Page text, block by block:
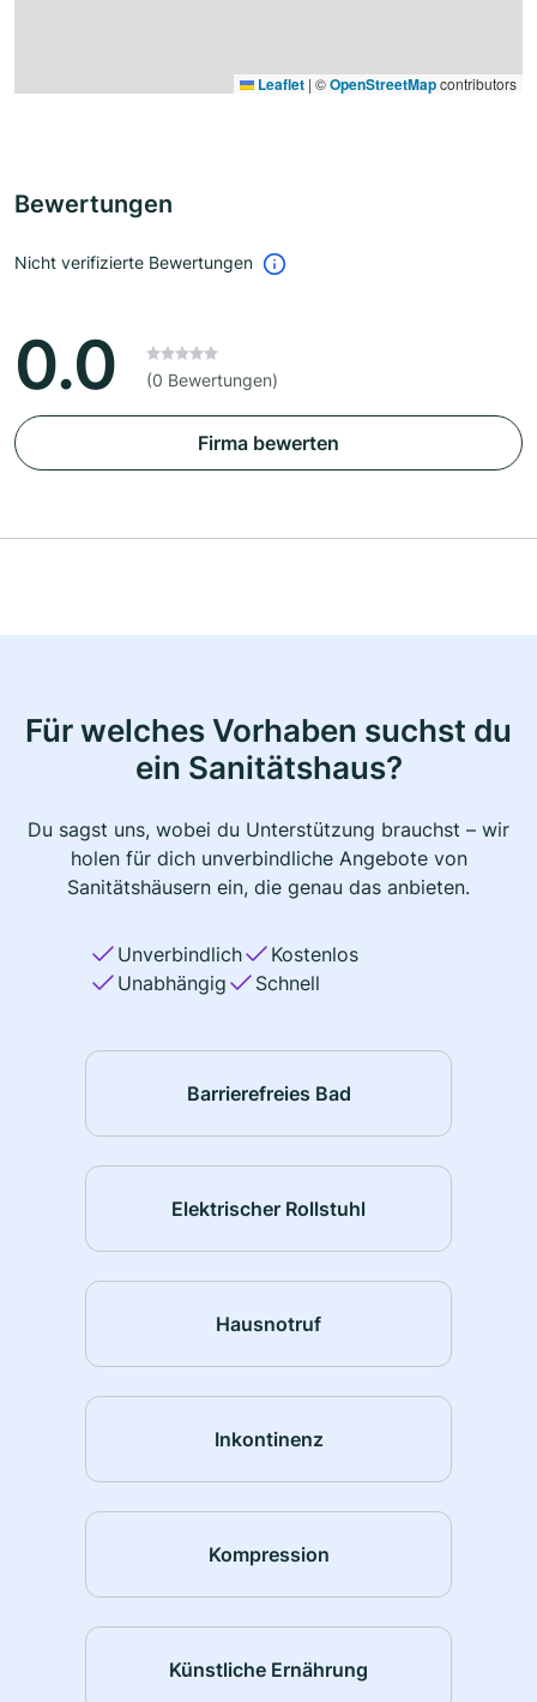
Leaflet | ©OpenStreetMapcontributors
Bewertungen
Nicht verifizierte Bewertungen
0.0 (0 Bewertungen)
Firma bewerten
Für welches Vorhaben suchst du
ein Sanitätshaus?
Du sagst uns, wobei du Unterstützung brauchst – wir
holen für dich unverbindliche Angebote von
Sanitätshäusern ein, die genau das anbieten.
Unverbindlich
Kostenlos
Unabhängig
Schnell
Barrierefreies Bad
Elektrischer Rollstuhl
Hausnotruf
Inkontinenz
Kompression
Künstliche Ernährung